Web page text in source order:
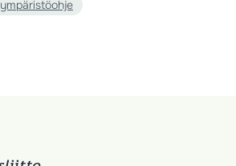
ympäristöohje